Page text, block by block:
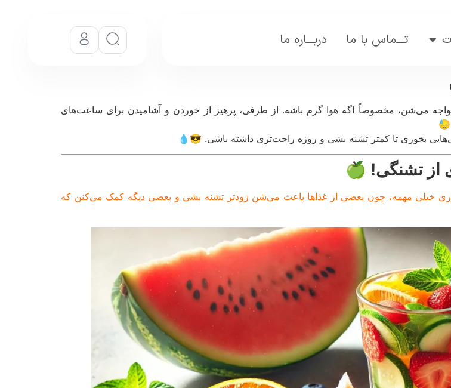
تـــماس با ما دربـــاره ما
می‌شن، مخصوصاً اگه هوا گرم باشه. از طرفی، پرهیز از خوردن و آشامیدن برای ساعت‌های
😓
بخوری تا کمتر تشنه بشی و روزه راحت‌تری داشته باشی. 😎💧
خیلی مهمه، چون بعضی از غذاها باعث می‌شن زودتر تشنه بشی و بعضی دیگه کمک می‌کنن که